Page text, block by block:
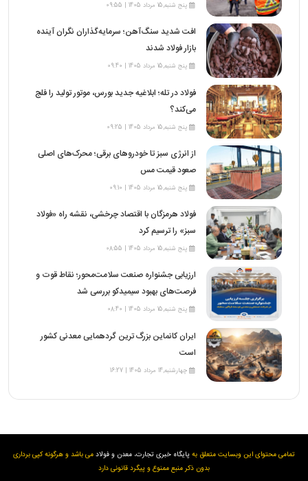
پنج شنبه,15 مرداد 1405 | 09:55
افت شدید سنگ‌آهن؛ سرمایه‌گذاران نگران آینده
بازار فولاد شدند
پنج شنبه,15 مرداد 1405 | 09:40
فولاد در تله؛ ابلاغیه جدید بورس، موتور تولید را فلج
می‌کند؟
پنج شنبه,15 مرداد 1405 | 09:25
از انرژی سبز تا خودروهای برقی؛ محرک‌های اصلی
صعود قیمت مس
پنج شنبه,15 مرداد 1405 | 09:10
فولاد هرمزگان با اقتصاد چرخشی، نقشه راه «فولاد
سبز» را ترسیم کرد
پنج شنبه,15 مرداد 1405 | 08:55
ارزیابی جشنواره صنعت سلامت‌محور؛ نقاط قوت و
فرصت‌های بهبود سیمیدکو بررسی شد
پنج شنبه,15 مرداد 1405 | 08:40
ایران کانماین بزرگ ترین گردهمایی معدنی کشور
است
چهارشنبه,14 مرداد 1405 | 16:27
تمامی محتوای این وبسایت متعلق بهپایگاه خبری تجارت، معدن و فولادمی باشد و هرگونه کپی برداری
بدون ذکر منبع ممنوع و پیگرد قانونی دارد